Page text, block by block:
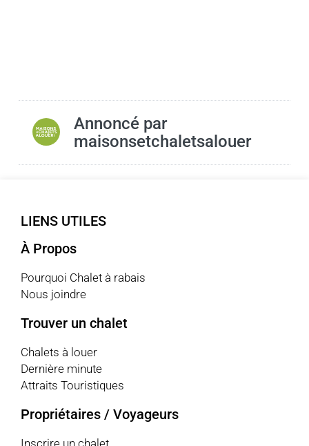
Annoncé par
maisonsetchaletsalouer
LIENS UTILES
À Propos
Pourquoi Chalet à rabais
Nous joindre
Trouver un chalet
Chalets à louer
Dernière minute
Attraits Touristiques
Propriétaires / Voyageurs
Inscrire un chalet